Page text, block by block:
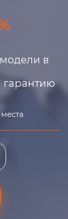
в
гарантию